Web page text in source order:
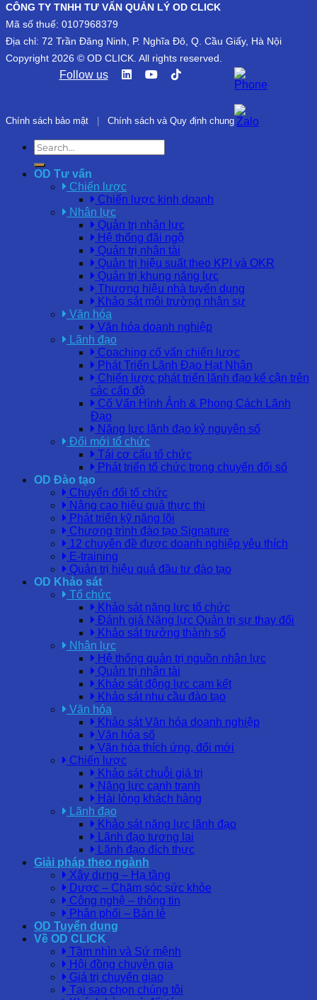
CÔNG TY TNHH TƯ VẤN QUẢN LÝ OD CLICK
Mã số thuế: 0107968379
Địa chỉ: 72 Trần Đăng Ninh, P. Nghĩa Đô, Q. Cầu Giấy, Hà Nội
Copyright 2026 © OD CLICK. All rights reserved.
Follow us
Chính sách bảo mật Chính sách và Quy định chung
OD Tư vấn
Chiến lược
Chiến lược kinh doanh
Nhân lực
Quản trị nhân lực
Hệ thống đãi ngộ
Quản trị nhân tài
Quản trị hiệu suất theo KPI và OKR
Quản trị khung năng lực
Thương hiệu nhà tuyển dụng
Khảo sát môi trường nhân sự
Văn hóa
Văn hóa doanh nghiệp
Lãnh đạo
Coaching cố vấn chiến lược
Phát Triển Lãnh Đạo Hạt Nhân
Chiến lược phát triển lãnh đạo kế cận trên
các cấp độ
Cố Vấn Hình Ảnh & Phong Cách Lãnh
Đạo
Năng lực lãnh đạo kỷ nguyên số
Đổi mới tổ chức
Tái cơ cấu tổ chức
Phát triển tổ chức trong chuyển đổi số
OD Đào tạo
Chuyển đổi tổ chức
Nâng cao hiệu quả thực thi
Phát triển kỹ năng lõi
Chương trình đào tạo Signature
12 chuyên đề được doanh nghiệp yêu thích
E-training
Quản trị hiệu quả đầu tư đào tạo
OD Khảo sát
Tổ chức
Khảo sát năng lực tổ chức
Đánh giá Năng lực Quản trị sự thay đổi
Khảo sát trưởng thành số
Nhân lực
Hệ thống quản trị nguồn nhân lực
Quản trị nhân tài
Khảo sát động lực cam kết
Khảo sát nhu cầu đào tạo
Văn hóa
Khảo sát Văn hóa doanh nghiệp
Văn hóa số
Văn hóa thích ứng, đổi mới
Chiến lược
Khảo sát chuỗi giá trị
Năng lực cạnh tranh
Hài lòng khách hàng
Lãnh đạo
Khảo sát năng lực lãnh đạo
Lãnh đạo tương lai
Lãnh đạo đích thực
Giải pháp theo ngành
Xây dựng – Hạ tầng
Dược – Chăm sóc sức khỏe
Công nghệ – thông tin
Phân phối – Bán lẻ
OD Tuyển dụng
Về OD CLICK
Tầm nhìn và Sứ mệnh
Hội đồng chuyên gia
Giá trị chuyển giao
Tại sao chọn chúng tôi